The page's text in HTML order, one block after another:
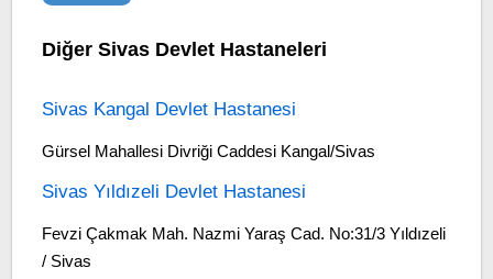
Diğer Sivas Devlet Hastaneleri
Sivas Kangal Devlet Hastanesi
Gürsel Mahallesi Divriği Caddesi Kangal/Sivas
Sivas Yıldızeli Devlet Hastanesi
Fevzi Çakmak Mah. Nazmi Yaraş Cad. No:31/3 Yıldızeli
/ Sivas